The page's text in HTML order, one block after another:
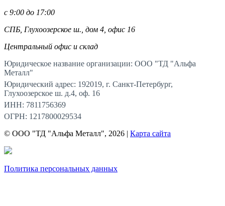
с 9:00 до 17:00
СПБ, Глухоозерское ш., дом 4, офис 16
Центральный офис и склад
Юридическое название организации: ООО "ТД "Альфа
Металл"
Юридический адрес: 192019, г. Санкт-Петербург,
Глухоозерское ш. д.4, оф. 16
ИНН: 7811756369
ОГРН: 1217800029534
© ООО "ТД "Альфа Металл", 2026 | Карта сайта
Политика персональных данных